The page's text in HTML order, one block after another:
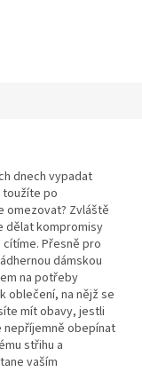
dnech vypadat
toužíte po
omezovat? Zvláště
dělat kompromisy
Přesně pro
dámskou
na potřeby
oblečení, na nějž se
mít obavy, jestli
nepříjemně obepínat
střihu a
vaším